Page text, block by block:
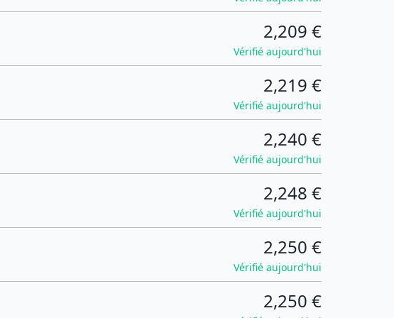
2,209 €
Vérifié aujourd'hui
2,219 €
Vérifié aujourd'hui
2,240 €
Vérifié aujourd'hui
2,248 €
Vérifié aujourd'hui
2,250 €
Vérifié aujourd'hui
2,250 €